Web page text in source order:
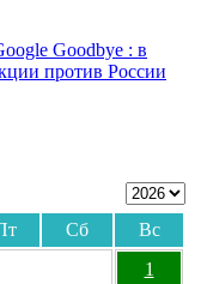
Goodbye : в
против России
Сб
Вс
1